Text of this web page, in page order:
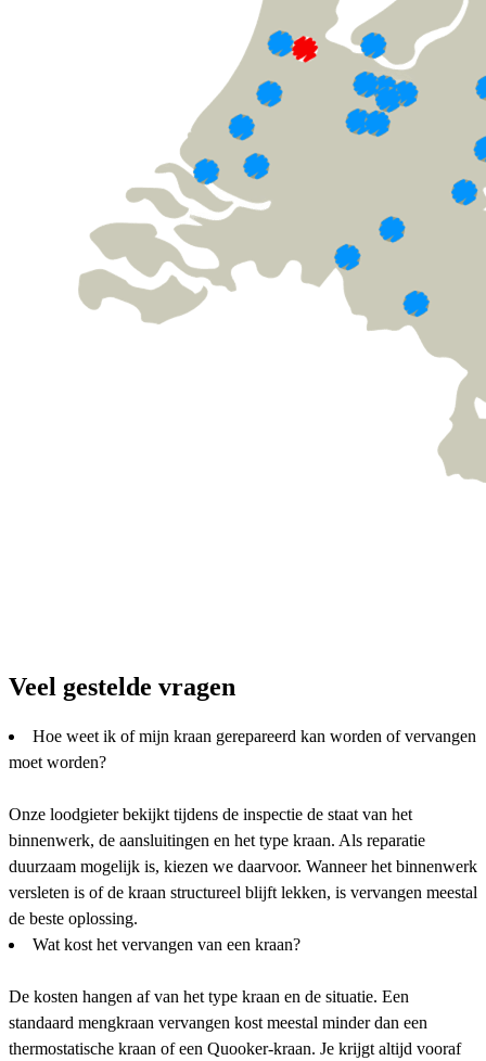
Veel gestelde vragen
Hoe weet ik of mijn kraan gerepareerd kan worden of vervangen
moet worden?
Onze loodgieter bekijkt tijdens de inspectie de staat van het
binnenwerk, de aansluitingen en het type kraan. Als reparatie
duurzaam mogelijk is, kiezen we daarvoor. Wanneer het binnenwerk
versleten is of de kraan structureel blijft lekken, is vervangen meestal
de beste oplossing.
Wat kost het vervangen van een kraan?
De kosten hangen af van het type kraan en de situatie. Een
standaard mengkraan vervangen kost meestal minder dan een
thermostatische kraan of een Quooker-kraan. Je krijgt altijd vooraf